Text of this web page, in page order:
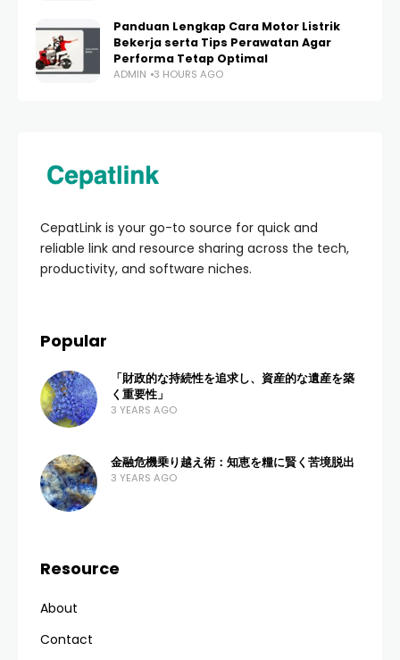
Panduan Lengkap Cara Motor Listrik
Bekerja serta Tips Perawatan Agar
Performa Tetap Optimal
ADMIN 3 HOURS AGO
CepatLink is your go-to source for quick and
reliable link and resource sharing across the tech,
productivity, and software niches.
Popular
「財政的な持続性を追求し、資産的な遺産を築
く重要性」
3 YEARS AGO
金融危機乗り越え術：知恵を糧に賢く苦境脱出
3 YEARS AGO
Resource
About
Contact